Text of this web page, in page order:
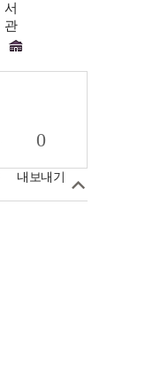
서
관
0
내보내기